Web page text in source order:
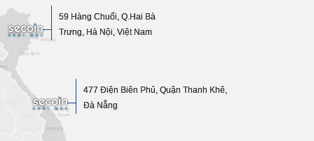
59 Hàng Chuối, Q.Hai Bà
Trưng, Hà Nội, Việt Nam
477 Điện Biên Phủ, Quận Thanh Khê,
Đà Nẵng